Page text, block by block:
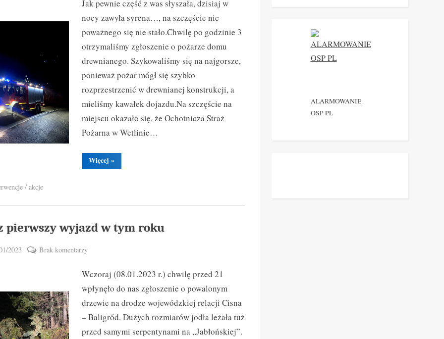
Toggle
–
pożar
drewnianego
Jak pewnie część z was słyszała, dzisiaj w
nocy zawyła syrena…, na szczęście nic
poważnego się nie stało.Chwilę po godzinie 3
otrzymaliśmy zgłoszenie o pożarze domu
drewnianego. Szykowaliśmy się na najgorsze,
ponieważ pożar mógł się szybko
rozprzestrzenić w drewnianej konstrukcji, a
mieliśmy kawałek dojazdu.Na szczęście na
miejscu okazało się, że Ochotnicza Straż
Pożarna w Wetlinie…
Więcej“2023.03.04
–
»
/ akcje
pierwszy wyjazd w tym roku
2023
Brak komentarzydo
pierwszy
wyjazd
roku
Wczoraj (08.01.2023 r.) chwilę przed 21
wpłynęło do nas zgłoszenie o powalonym
drzewie na drodze wojewódzkiej relacji Cisna
– Baligród. Dużych rozmiarów jodła leżała tuż
przed samymi serpentynami na „Jabłońskiej”.
ALARMOWANIE
OSP PL